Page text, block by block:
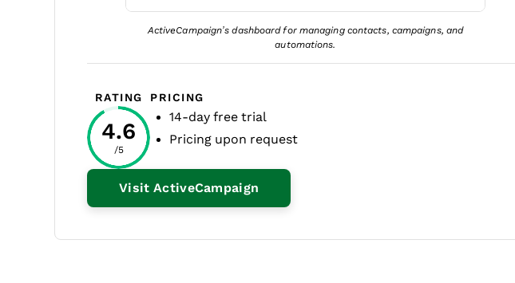
ActiveCampaign’s dashboard for managing contacts, campaigns, and
automations.
RATING
4.6
/5
PRICING
14-day free trial
Pricing upon request
Visit ActiveCampaign